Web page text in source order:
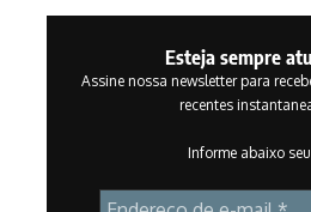
Esteja sempre
Assine nossa newsletter para
recentes
Informe abaixo seu